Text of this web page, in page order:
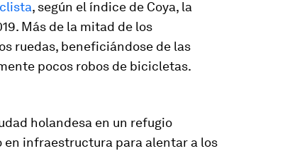
, según el índice de Coya, la
Más de la mitad de los
ruedas, beneficiándose de las
pocos robos de bicicletas.
holandesa en un refugio
infraestructura para alentar a los